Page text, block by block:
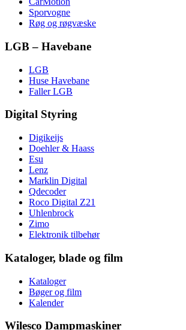
Sporvogne
Røg og røgvæske
LGB – Havebane
LGB
Huse Havebane
Faller LGB
Digital Styring
Digikeijs
Doehler & Haass
Esu
Lenz
Marklin Digital
Qdecoder
Roco Digital Z21
Uhlenbrock
Zimo
Elektronik tilbehør
Kataloger, blade og film
Kataloger
Bøger og film
Kalender
Wilesco Dampmaskiner